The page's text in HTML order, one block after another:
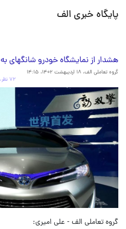
پایگاه خبری الف
هشدار از نمایشگاه خودرو شانگهای به
گروه تعاملی الف، ۱۸ اردیبهشت ۱۴۰۲، ۱۴:۱۵
۷۲ نظر، ۰ در صف انتشار و ۴۸ تکراری یا غیرقابل انتشار
گروه تعاملی الف - علی امیری: